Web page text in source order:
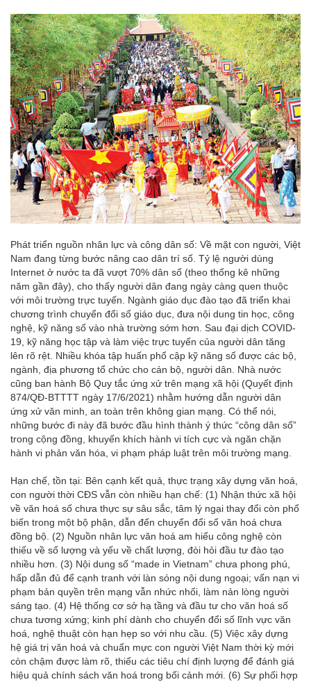
Phát triển nguồn nhân lực và công dân số: Về mặt con người, Việt
Nam đang từng bước nâng cao dân trí số. Tỷ lệ người dùng
Internet ở nước ta đã vượt 70% dân số (theo thống kê những
năm gần đây), cho thấy người dân đang ngày càng quen thuộc
với môi trường trực tuyến. Ngành giáo dục đào tạo đã triển khai
chương trình chuyển đổi số giáo dục, đưa nội dung tin học, công
nghệ, kỹ năng số vào nhà trường sớm hơn. Sau đại dịch COVID-
19, kỹ năng học tập và làm việc trực tuyến của người dân tăng
lên rõ rệt. Nhiều khóa tập huấn phổ cập kỹ năng số được các bộ,
ngành, địa phương tổ chức cho cán bộ, người dân. Nhà nước
cũng ban hành Bộ Quy tắc ứng xử trên mạng xã hội (Quyết định
874/QĐ-BTTTT ngày 17/6/2021) nhằm hướng dẫn người dân
ứng xử văn minh, an toàn trên không gian mạng. Có thể nói,
những bước đi này đã bước đầu hình thành ý thức “công dân số”
trong cộng đồng, khuyến khích hành vi tích cực và ngăn chặn
hành vi phản văn hóa, vi phạm pháp luật trên môi trường mạng.
Hạn chế, tồn tại: Bên cạnh kết quả, thực trạng xây dựng văn hoá,
con người thời CĐS vẫn còn nhiều hạn chế: (1) Nhận thức xã hội
về văn hoá số chưa thực sự sâu sắc, tâm lý ngại thay đổi còn phổ
biến trong một bộ phận, dẫn đến chuyển đổi số văn hoá chưa
đồng bộ. (2) Nguồn nhân lực văn hoá am hiểu công nghệ còn
thiếu về số lượng và yếu về chất lượng, đòi hỏi đầu tư đào tạo
nhiều hơn. (3) Nội dung số “made in Vietnam” chưa phong phú,
hấp dẫn đủ để cạnh tranh với làn sóng nội dung ngoại; vấn nạn vi
phạm bản quyền trên mạng vẫn nhức nhối, làm nản lòng người
sáng tạo. (4) Hệ thống cơ sở hạ tầng và đầu tư cho văn hoá số
chưa tương xứng; kinh phí dành cho chuyển đổi số lĩnh vực văn
hoá, nghệ thuật còn hạn hẹp so với nhu cầu. (5) Việc xây dựng
hệ giá trị văn hoá và chuẩn mực con người Việt Nam thời kỳ mới
còn chậm được làm rõ, thiếu các tiêu chí định lượng để đánh giá
hiệu quả chính sách văn hoá trong bối cảnh mới. (6) Sự phối hợp